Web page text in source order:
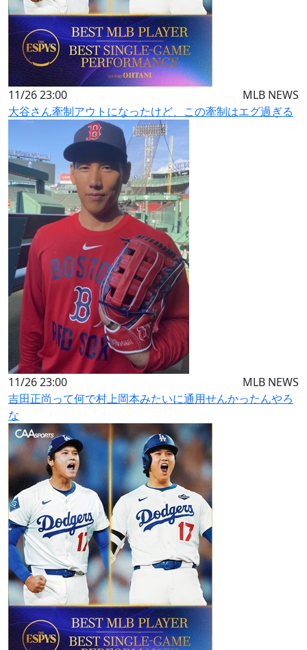
11/26 23:00
MLB NEWS
大谷さん牽制アウトになったけど、この牽制はエグ過ぎる
11/26 23:00
MLB NEWS
吉田正尚って何で村上岡本みたいに通用せんかったんやろ
な